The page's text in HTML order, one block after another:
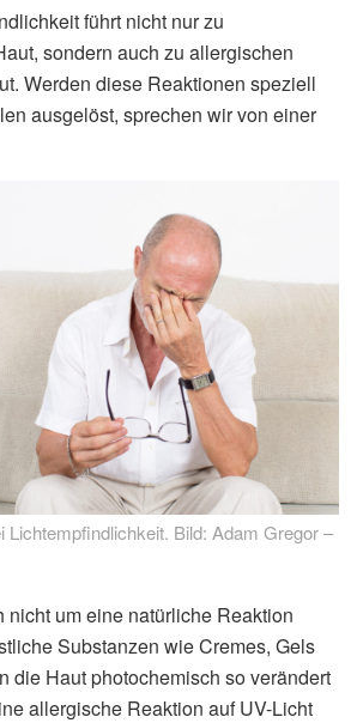
führt nicht nur zu
sondern auch zu allergischen
Werden diese Reaktionen speziell
ausgelöst, sprechen wir von einer
Lichtempfindlichkeit. Bild: Adam Gregor –
nicht um eine natürliche Reaktion
Substanzen wie Cremes, Gels
die Haut photochemisch so verändert
allergische Reaktion auf UV-Licht